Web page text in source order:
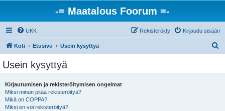
-= Maatalous Foorum =-
UKK Kirjaudu sisään
Rekisteröidy
Koti Etusivu Usein kysyttyä
Usein kysyttyä
Kirjautumisen ja rekisteröitymisen ongelmat
Miksi minun pitää rekisteröityä?
Mikä on COPPA?
Miksi en voi rekisteröityä?